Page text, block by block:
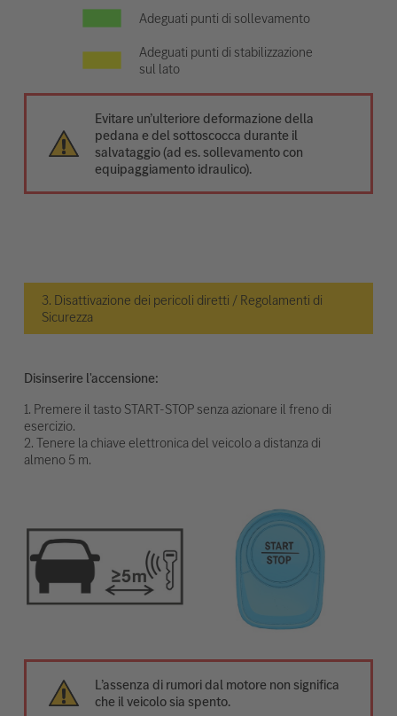
Adeguati punti di sollevamento
Adeguati punti di stabilizzazione
sul lato
Evitare un’ulteriore deformazione della
pedana e del sottoscocca durante il
salvataggio (ad es. sollevamento con
equipaggiamento idraulico).
3. Disattivazione dei pericoli diretti / Regolamenti di
Sicurezza
Disinserire l'accensione:
1. Premere il tasto START-STOP senza azionare il freno di
esercizio.
2. Tenere la chiave elettronica del veicolo a distanza di
almeno 5 m.
L’assenza di rumori dal motore non significa
che il veicolo sia spento.